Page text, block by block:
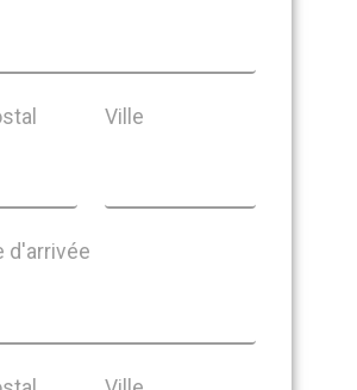
Ville
d'arrivée